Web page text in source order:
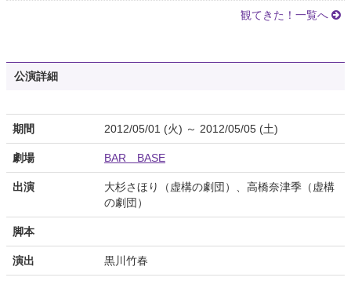
観てきた！一覧へ
公演詳細
期間 2012/05/01 (火) ～ 2012/05/05 (土)
劇場 BAR BASE
出演
大杉さほり（虚構の劇団）、高橋奈津季（虚構
の劇団）
脚本
演出 黒川竹春